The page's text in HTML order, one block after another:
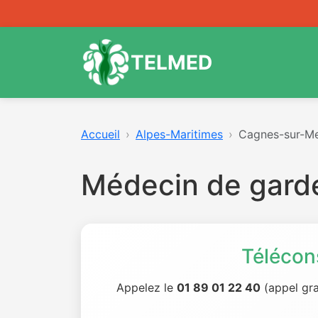
TELMED
Accueil Alpes-Maritimes Cagnes-sur-
Médecin de
Appelez le 01 89 01 22 40 (appel